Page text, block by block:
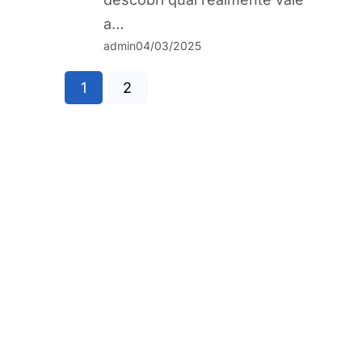
a…
admin04/03/2025
1 2